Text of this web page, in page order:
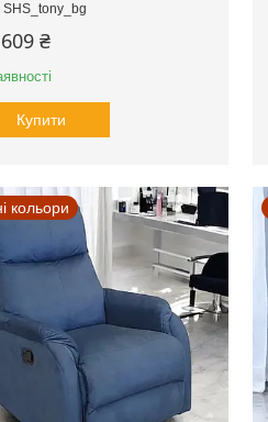
SHS_tony_bg
₴
Купити
кольори